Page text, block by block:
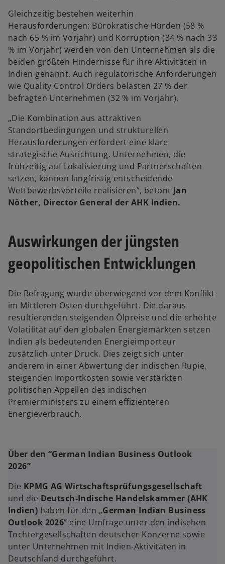
Gleichzeitig bestehen weiterhin
Herausforderungen: Bürokratische Hürden (58 %
nach 65 % im Vorjahr) und Korruption (34 % nach 33
% im Vorjahr) werden von den Unternehmen als die
beiden größten Hindernisse für ihre Aktivitäten in
Indien genannt. Auch regulatorische Anforderungen
wie Quality Control Orders belasten 27 % der
befragten Unternehmen (32 % im Vorjahr).
„Die Kombination aus attraktiven
Standortbedingungen und strukturellen
Herausforderungen erfordert eine klare
strategische Ausrichtung. Unternehmen, die
frühzeitig auf Lokalisierung und Partnerschaften
setzen, können langfristig entscheidende
Wettbewerbsvorteile realisieren“, betont Jan
Nöther, Director General der AHK Indien.
Auswirkungen der jüngsten
geopolitischen Entwicklungen
Die Befragung wurde überwiegend vor dem Konflikt
im Mittleren Osten durchgeführt. Die daraus
resultierenden steigenden Ölpreise und die erhöhte
Volatilität auf den globalen Energiemärkten setzen
Indien als bedeutenden Energieimporteur
zusätzlich unter Druck. Dies zeigt sich unter
anderem in einer Abwertung der indischen Rupie,
steigenden Importkosten sowie verstärkten
politischen Appellen des indischen
Premierministers zu einem effizienteren
Energieverbrauch.
Über den “German Indian Business Outlook
2026”
Die KPMG AG Wirtschaftsprüfungsgesellschaft
und die Deutsch-Indische Handelskammer (AHK
Indien) haben für den „German Indian Business
Outlook 2026“ eine Umfrage unter den indischen
Tochtergesellschaften deutscher Konzerne sowie
unter Unternehmen mit Indien-Aktivitäten in
Deutschland durchgeführt.